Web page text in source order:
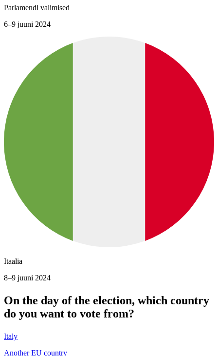
Parlamendi valimised
6–9 juuni 2024
Itaalia
8–9 juuni 2024
On the day of the election, which country
do you want to vote from?
Italy
Another EU country